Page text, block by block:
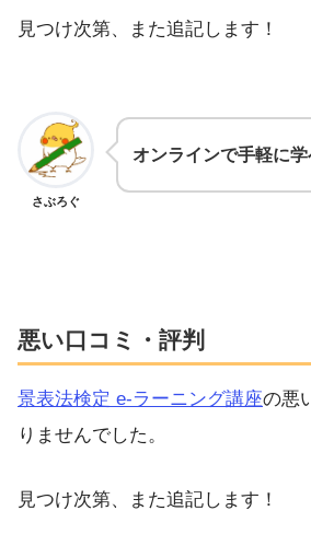
見つけ次第、また追記します！
さぶろぐ
オンラインで手軽に学
悪い口コミ・評判
景表法検定 e-ラーニング講座の悪
りませんでした。
見つけ次第、また追記します！